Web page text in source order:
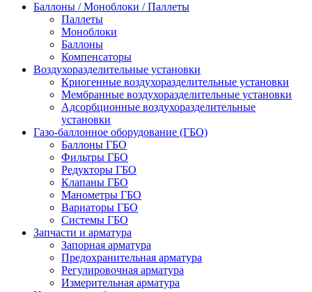
Баллоны / Моноблоки / Паллеты
Паллеты
Моноблоки
Баллоны
Компенсаторы
Воздухоразделительные установки
Криогенные воздухоразделительные установки
Мембранные воздухоразделительные установки
Адсорбционные воздухоразделительные
установки
Газо-баллонное оборудование (ГБО)
Баллоны ГБО
Фильтры ГБО
Редукторы ГБО
Клапаны ГБО
Манометры ГБО
Вариаторы ГБО
Системы ГБО
Запчасти и арматура
Запорная арматура
Предохранительная арматура
Регулировочная арматура
Измерительная арматура